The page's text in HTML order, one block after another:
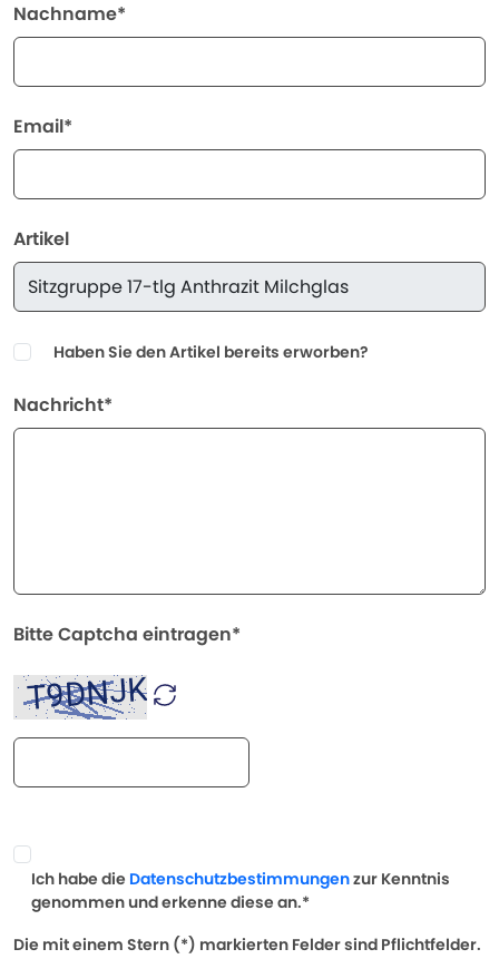
Nachname*
Email*
Artikel
Haben Sie den Artikel bereits erworben?
Nachricht*
Bitte Captcha eintragen*
Ich habe die Datenschutzbestimmungenzur Kenntnis
genommen und erkenne diese an.*
Die mit einem Stern (*) markierten Felder sind Pflichtfelder.